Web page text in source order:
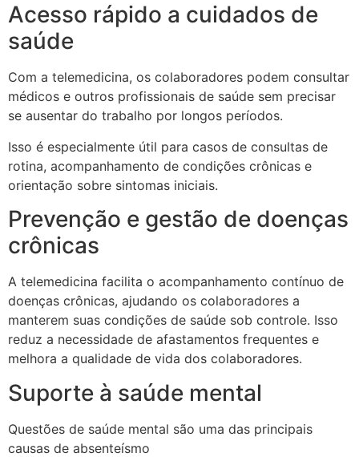
Acesso rápido a cuidados de
saúde
Com a telemedicina, os colaboradores podem consultar
médicos e outros profissionais de saúde sem precisar
se ausentar do trabalho por longos períodos.
Isso é especialmente útil para casos de consultas de
rotina, acompanhamento de condições crônicas e
orientação sobre sintomas iniciais.
Prevenção e gestão de doenças
crônicas
A telemedicina facilita o acompanhamento contínuo de
doenças crônicas, ajudando os colaboradores a
manterem suas condições de saúde sob controle. Isso
reduz a necessidade de afastamentos frequentes e
melhora a qualidade de vida dos colaboradores.
Suporte à saúde mental
Questões de saúde mental são uma das principais
causas de absenteísmo